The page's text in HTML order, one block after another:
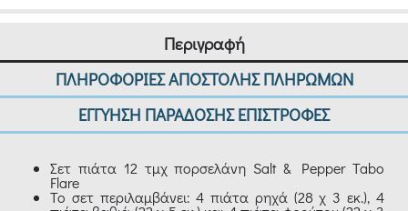
Περιγραφή
ΠΛΗΡΟΦΟΡΙΕΣ ΑΠΟΣΤΟΛΗΣ ΠΛΗΡΩΜΩΝ
ΕΓΓΥΗΣΗ ΠΑΡΑΔΟΣΗΣ ΕΠΙΣΤΡΟΦΕΣ
Σετ πιάτα 12 τμχ πορσελάνη Salt & Pepper Tabo
Flare
Το σετ περιλαμβάνει: 4 πιάτα ρηχά (28 χ 3 εκ.), 4